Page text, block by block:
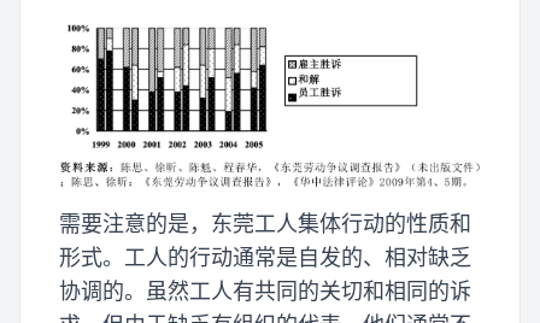
需要注意的是，东莞工人集体行动的性质和
形式。工人的行动通常是自发的、相对缺乏
协调的。虽然工人有共同的关切和相同的诉